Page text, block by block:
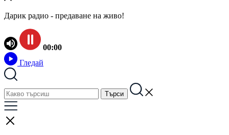
Дарик радио - предаване на живо!
00:00
Гледай